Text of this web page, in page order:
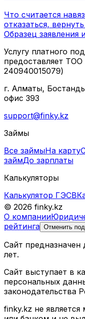
Что считается
отказаться,
Образец заявления
Услугу платного
предоставляет
240940015079)
г. Алматы,
офис 393
support@finky.kz
Займы
Все займыНа карту
займДо зарплаты
Калькуляторы
Калькулятор ГЭСВ
© 2026 finky.kz
О компании
рейтинга Отменить
Сайт предназначен
лет.
Сайт выступает в
персональных
законодательства
finky.kz не